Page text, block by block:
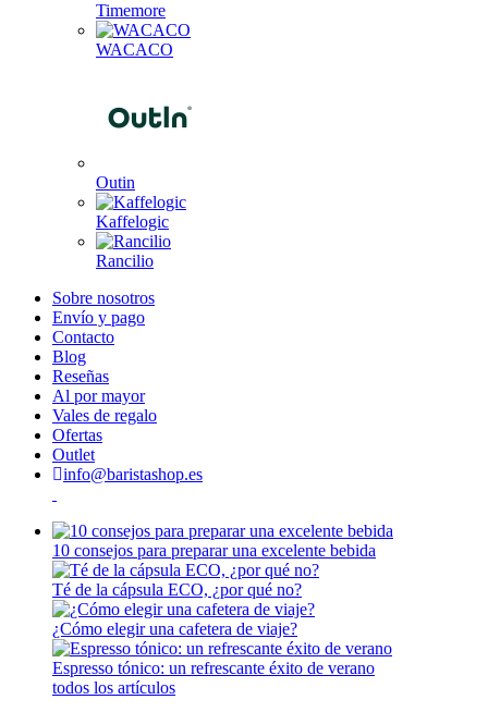
Timemore
WACACO
Outin
Kaffelogic
Rancilio
Sobre nosotros
Envío y pago
Contacto
Blog
Reseñas
Al por mayor
Vales de regalo
Ofertas
Outlet
info@baristashop.es
10 consejos para preparar una excelente bebida
Té de la cápsula ECO, ¿por qué no?
¿Cómo elegir una cafetera de viaje?
Espresso tónico: un refrescante éxito de verano
todos los artículos